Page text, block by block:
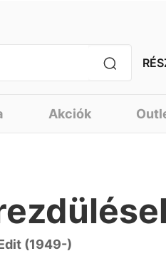
Akciók
(1949-)